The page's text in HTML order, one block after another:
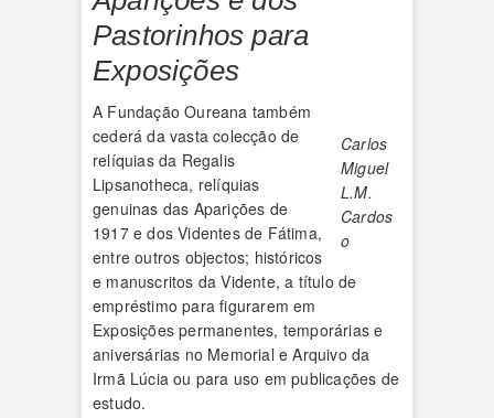
Pastorinhos para
Exposições
Carlos
Miguel
L.M.
Cardos
o
A Fundação Oureana também
cederá da vasta colecção de
relíquias da Regalis
Lipsanotheca, relíquias
genuinas das Aparições de
1917 e dos Videntes de Fátima,
entre outros objectos; históricos
e manuscritos da Vidente, a título de
empréstimo para figurarem em
Exposições permanentes, temporárias e
aniversárias no Memorial e Arquivo da
Irmã Lúcia ou para uso em publicações de
estudo.